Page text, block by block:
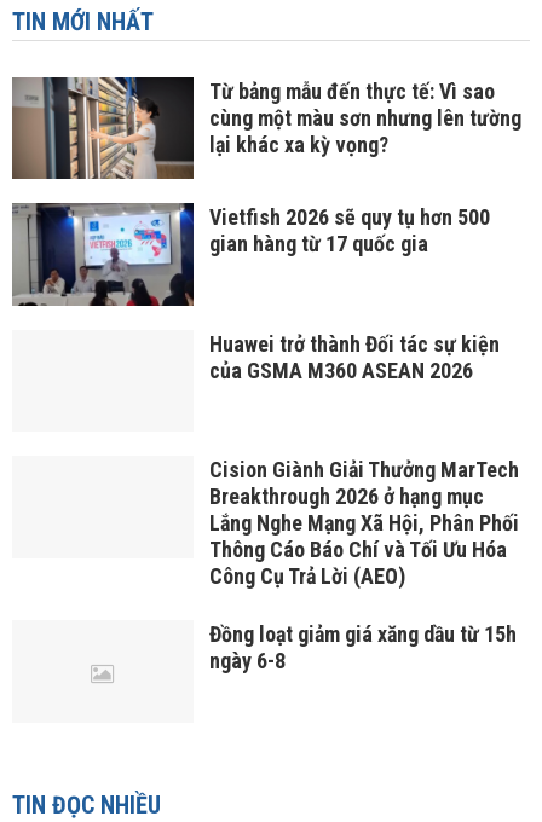
TIN MỚI NHẤT
Từ bảng mẫu đến thực tế: Vì sao
cùng một màu sơn nhưng lên tường
lại khác xa kỳ vọng?
Vietfish 2026 sẽ quy tụ hơn 500
gian hàng từ 17 quốc gia
Huawei trở thành Đối tác sự kiện
của GSMA M360 ASEAN 2026
Cision Giành Giải Thưởng MarTech
Breakthrough 2026 ở hạng mục
Lắng Nghe Mạng Xã Hội, Phân Phối
Thông Cáo Báo Chí và Tối Ưu Hóa
Công Cụ Trả Lời (AEO)
Đồng loạt giảm giá xăng dầu từ 15h
ngày 6-8
TIN ĐỌC NHIỀU